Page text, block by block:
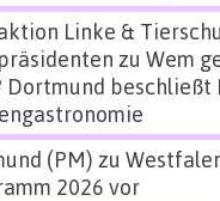
Linke &
zu Wem
Dortmund
(PM) zu
2026 vor